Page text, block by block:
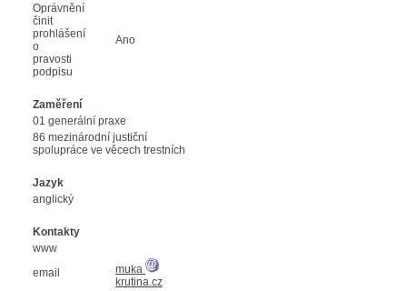
Oprávnění
činit
prohlášení
o
pravosti
podpisu
Ano
Zaměření
01 generální praxe
86 mezinárodní justiční
spolupráce ve věcech trestních
Jazyk
anglický
Kontakty
www
email
muka
krutina.cz